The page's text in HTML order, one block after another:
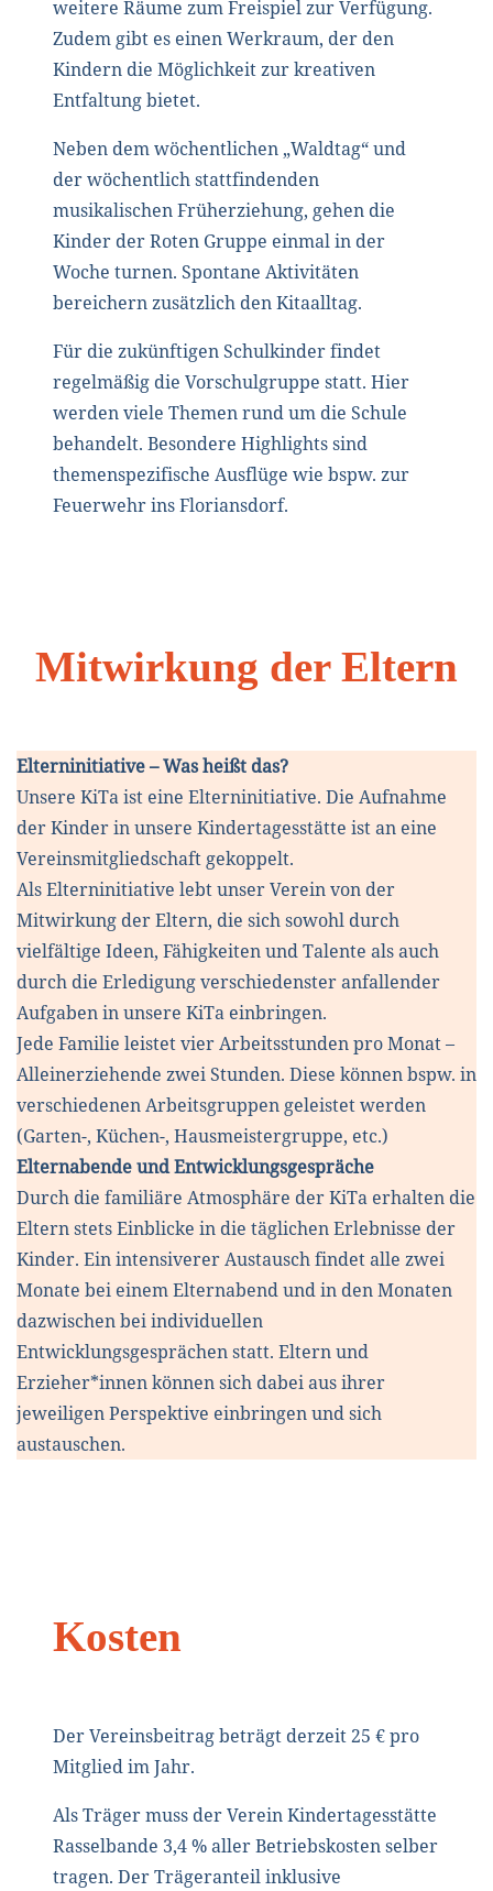
weitere Räume zum Freispiel zur Verfügung.
Zudem gibt es einen Werkraum, der den
Kindern die Möglichkeit zur kreativen
Entfaltung bietet.
Neben dem wöchentlichen „Waldtag“ und
der wöchentlich stattfindenden
musikalischen Früherziehung, gehen die
Kinder der Roten Gruppe einmal in der
Woche turnen. Spontane Aktivitäten
bereichern zusätzlich den Kitaalltag.
Für die zukünftigen Schulkinder findet
regelmäßig die Vorschulgruppe statt. Hier
werden viele Themen rund um die Schule
behandelt. Besondere Highlights sind
themenspezifische Ausflüge wie bspw. zur
Feuerwehr ins Floriansdorf.
Mitwirkung der Eltern
Elterninitiative – Was heißt das?
Unsere KiTa ist eine Elterninitiative. Die Aufnahme
der Kinder in unsere Kindertagesstätte ist an eine
Vereinsmitgliedschaft gekoppelt.
Als Elterninitiative lebt unser Verein von der
Mitwirkung der Eltern, die sich sowohl durch
vielfältige Ideen, Fähigkeiten und Talente als auch
durch die Erledigung verschiedenster anfallender
Aufgaben in unsere KiTa einbringen.
Jede Familie leistet vier Arbeitsstunden pro Monat –
Alleinerziehende zwei Stunden. Diese können bspw. in
verschiedenen Arbeitsgruppen geleistet werden
(Garten-, Küchen-, Hausmeistergruppe, etc.)
Elternabende und Entwicklungsgespräche
Durch die familiäre Atmosphäre der KiTa erhalten die
Eltern stets Einblicke in die täglichen Erlebnisse der
Kinder. Ein intensiverer Austausch findet alle zwei
Monate bei einem Elternabend und in den Monaten
dazwischen bei individuellen
Entwicklungsgesprächen statt. Eltern und
Erzieher*innen können sich dabei aus ihrer
jeweiligen Perspektive einbringen und sich
austauschen.
Kosten
Der Vereinsbeitrag beträgt derzeit 25 € pro
Mitglied im Jahr.
Als Träger muss der Verein Kindertagesstätte
Rasselbande 3,4 % aller Betriebskosten selber
tragen. Der Trägeranteil inklusive